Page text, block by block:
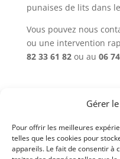
Gérer
Pour offrir les meilleures
telles que les cookies pour
appareils. Le fait de consentir à
punaises de lits dans
Vous pouvez nous
ou une intervention
82 33 61 82ou au 06